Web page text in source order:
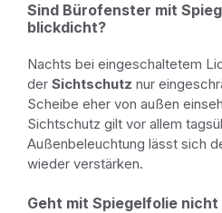
Sind Bürofenster mit
blickdicht?
Nachts bei eingeschaltetem
der Sichtschutz nur
Scheibe eher von außen
Sichtschutz gilt vor allem
Außenbeleuchtung lässt sich
wieder verstärken.
Geht mit Spiegelfolie